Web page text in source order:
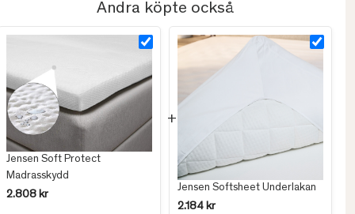
Andra köpte också
Jensen Soft Protect
Madrasskydd
2.808 kr
Jensen Softsheet Underlakan
2.184 kr